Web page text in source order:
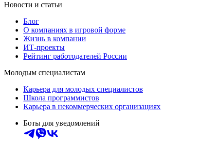
Новости и статьи
Блог
О компаниях в игровой форме
Жизнь в компании
ИТ-проекты
Рейтинг работодателей России
Молодым специалистам
Карьера для молодых специалистов
Школа программистов
Карьера в некоммерческих организациях
Боты для уведомлений